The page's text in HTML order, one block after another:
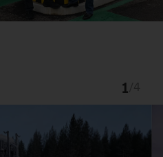
1